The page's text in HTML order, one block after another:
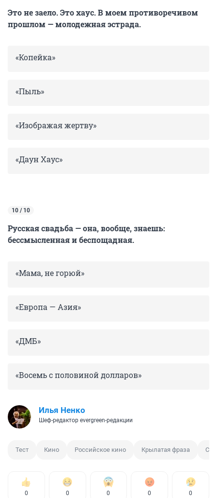
Это не заело. Это хаус. В моем противоречивом
прошлом — молодежная эстрада.
«Копейка»
«Пыль»
«Изображая жертву»
«Даун Хаус»
10 / 10
Русская свадьба — она, вообще, знаешь:
бессмысленная и беспощадная.
«Мама, не горюй»
«Европа — Азия»
«ДМБ»
«Восемь с половиной долларов»
Илья Ненко
Шеф-редактор evergreen-редакции
Тест Кино Российское кино Крылатая фраза
0 0 0 0 0